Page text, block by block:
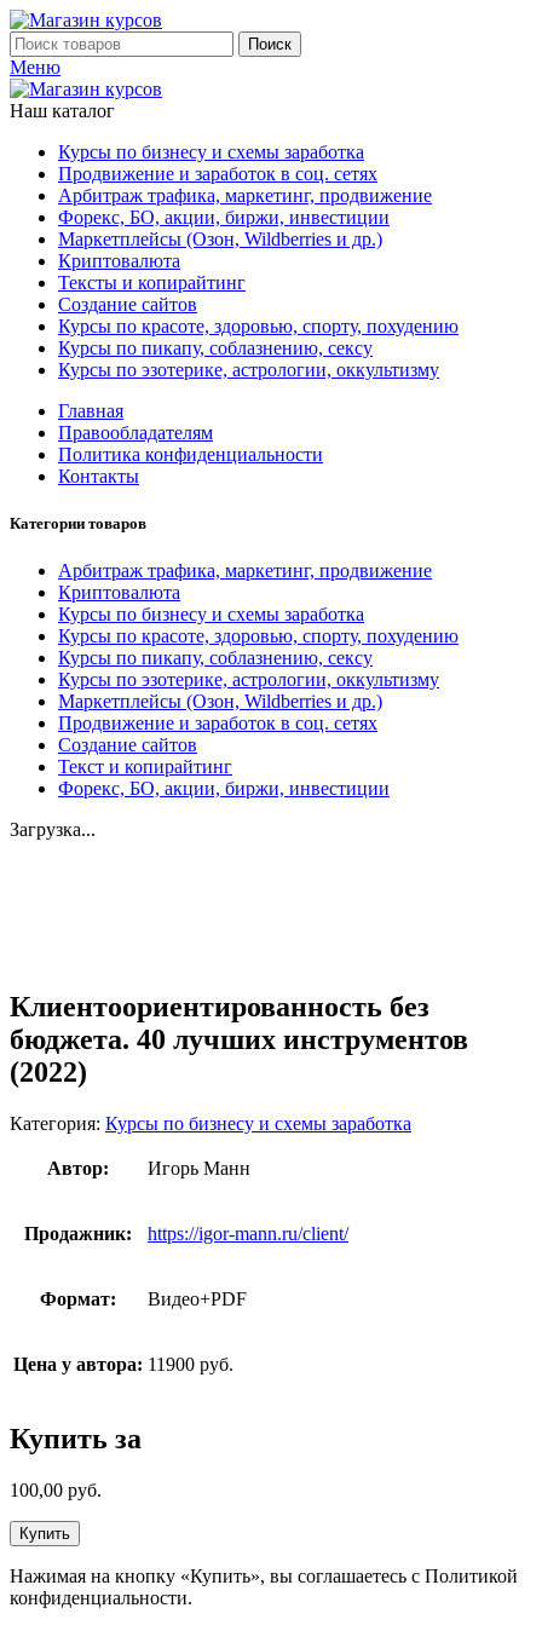
Поиск
Меню
Наш каталог
Курсы по бизнесу и схемы заработка
Продвижение и заработок в соц. сетях
Арбитраж трафика, маркетинг, продвижение
Форекс, БО, акции, биржи, инвестиции
Маркетплейсы (Озон, Wildberries и др.)
Криптовалюта
Тексты и копирайтинг
Создание сайтов
Курсы по красоте, здоровью, спорту, похудению
Курсы по пикапу, соблазнению, сексу
Курсы по эзотерике, астрологии, оккультизму
Главная
Правообладателям
Политика конфиденциальности
Контакты
Категории товаров
Арбитраж трафика, маркетинг, продвижение
Криптовалюта
Курсы по бизнесу и схемы заработка
Курсы по красоте, здоровью, спорту, похудению
Курсы по пикапу, соблазнению, сексу
Курсы по эзотерике, астрологии, оккультизму
Маркетплейсы (Озон, Wildberries и др.)
Продвижение и заработок в соц. сетях
Создание сайтов
Текст и копирайтинг
Форекс, БО, акции, биржи, инвестиции
Загрузка...
Клиентоориентированность без
бюджета. 40 лучших инструментов
(2022)
Категория: Курсы по бизнесу и схемы заработка
Автор: Игорь Манн
Продажник: https://igor-mann.ru/client/
Формат: Видео+PDF
Цена у автора: 11900 руб.
Купить за
100,00 руб.
Купить
Нажимая на кнопку «Купить», вы соглашаетесь с Политикой
конфиденциальности.